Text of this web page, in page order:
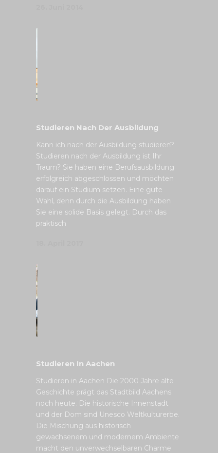
Studieren Nach Der Ausbildung
Kann ich nach der Ausbildung studieren?
Studieren nach der Ausbildung ist Ihr
Traum? Sie haben eine Berufsausbildung
erfolgreich abgeschlossen und möchten
darauf ein Studium setzen. Eine gute
Wahl, denn durch die Ausbildung haben
Sie eine solide Basis gelegt. Durch das
praktisch
Studieren In Aachen
Studieren in Aachen Die 2000 Jahre alte
Geschichte prägt das Stadtbild Aachens
noch heute. Die historische Innenstadt
und der Dom sind Unesco Weltkulturerbe.
Die Mischung aus historisch
gewachsenem und modernem Ambiente
macht den unverwechselbaren Charme